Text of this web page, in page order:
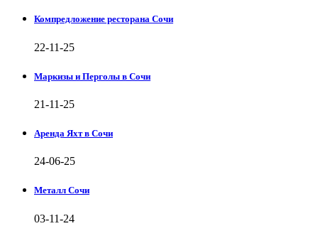
Компредложение ресторана Сочи
22-11-25
Маркизы и Перголы в Сочи
21-11-25
Аренда Яхт в Сочи
24-06-25
Металл Сочи
03-11-24